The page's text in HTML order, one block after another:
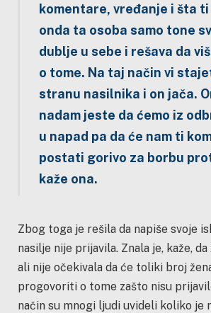
komentare, vređanje i šta ti
onda ta osoba samo tone
dublje u sebe i rešava da
o tome. Na taj način vi
stranu nasilnika i on jača.
nadam jeste da ćemo iz
u napad pa da će nam ti
postati gorivo za borbu
kaže ona.
Zbog toga je rešila da napiše svoje
nasilje nije prijavila. Znala je, kaže,
ali nije očekivala da će toliki broj
progovoriti o tome zašto nisu
način su mnogi ljudi uvideli koliko je